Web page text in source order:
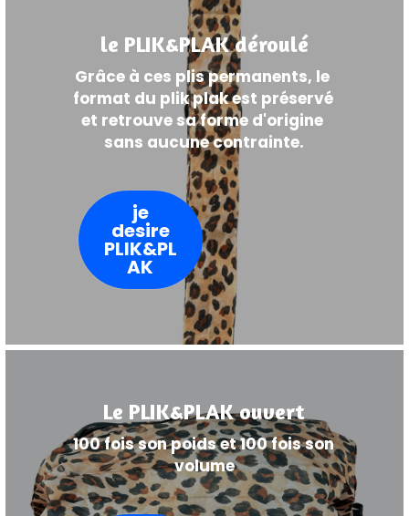
le PLIK&PLAK déroulé
Grâce à ces plis permanents, le
format du plik plak est préservé
et retrouve sa forme d'origine
sans aucune contrainte.
je
desire
PLIK&PL
AK
Le PLIK&PLAK ouvert
100 fois son poids et 100 fois son
volume